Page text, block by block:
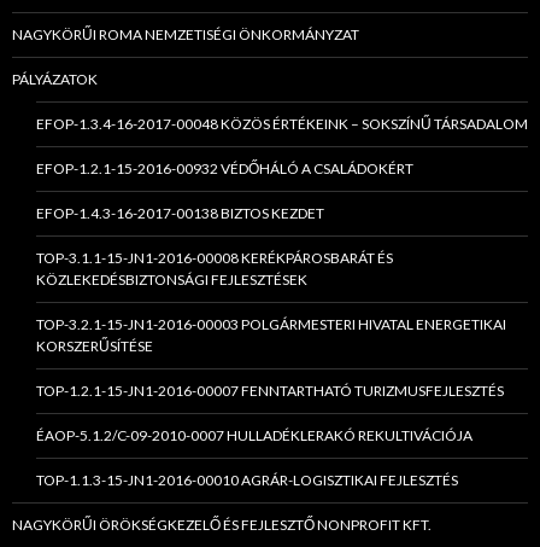
NAGYKÖRŰI ROMA NEMZETISÉGI ÖNKORMÁNYZAT
PÁLYÁZATOK
EFOP-1.3.4-16-2017-00048 KÖZÖS ÉRTÉKEINK – SOKSZÍNŰ TÁRSADALOM
EFOP-1.2.1-15-2016-00932 VÉDŐHÁLÓ A CSALÁDOKÉRT
EFOP-1.4.3-16-2017-00138 BIZTOS KEZDET
TOP-3.1.1-15-JN1-2016-00008 KERÉKPÁROSBARÁT ÉS
KÖZLEKEDÉSBIZTONSÁGI FEJLESZTÉSEK
TOP-3.2.1-15-JN1-2016-00003 POLGÁRMESTERI HIVATAL ENERGETIKAI
KORSZERŰSÍTÉSE
TOP-1.2.1-15-JN1-2016-00007 FENNTARTHATÓ TURIZMUSFEJLESZTÉS
ÉAOP-5.1.2/C-09-2010-0007 HULLADÉKLERAKÓ REKULTIVÁCIÓJA
TOP-1.1.3-15-JN1-2016-00010 AGRÁR-LOGISZTIKAI FEJLESZTÉS
NAGYKÖRŰI ÖRÖKSÉGKEZELŐ ÉS FEJLESZTŐ NONPROFIT KFT.